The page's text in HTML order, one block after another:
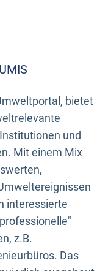
bietet
und
Mit einem Mix
interessierte
z.B.
Das